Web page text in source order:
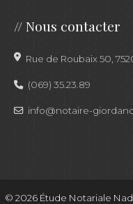
//Nous contacter
Rue de Roubaix 50,
(069) 35.23.89
info@notaire-
© 2026 Étude Notariale